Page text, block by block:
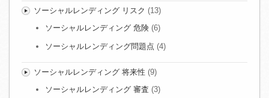
ソーシャルレンディング リスク (13)
ソーシャルレンディング 危険 (6)
ソーシャルレンディング問題点 (4)
ソーシャルレンディング 将来性 (9)
ソーシャルレンディング 審査 (3)